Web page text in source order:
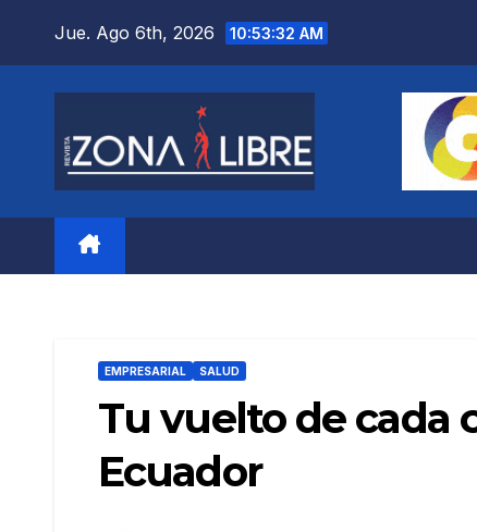
Jue. Ago 6th, 2026 10:53:33 AM
EMPRESARIAL SALUD
Tu vuelto de cada
Ecuador